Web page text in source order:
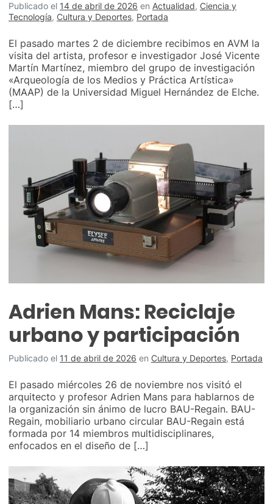
Publicado el 14 de abril de 2026 en Actualidad, Ciencia y
Tecnología, Cultura y Deportes, Portada
El pasado martes 2 de diciembre recibimos en AVM la
visita del artista, profesor e investigador José Vicente
Martín Martínez, miembro del grupo de investigación
«Arqueología de los Medios y Práctica Artística»
(MAAP) de la Universidad Miguel Hernández de Elche.
[…]
Adrien Mans: Reciclaje
urbano y participación
Publicado el 11 de abril de 2026 en Cultura y Deportes, Portada
El pasado miércoles 26 de noviembre nos visitó el
arquitecto y profesor Adrien Mans para hablarnos de
la organización sin ánimo de lucro BAU-Regain. BAU-
Regain, mobiliario urbano circular BAU-Regain está
formada por 14 miembros multidisciplinares,
enfocados en el diseño de […]